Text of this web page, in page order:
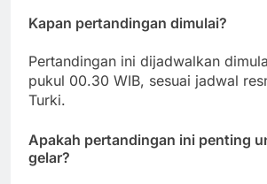
Kapan pertandingan dimulai?
Pertandingan ini dijadwalkan
pukul 00.30 WIB, sesuai jadwal
Turki.
Apakah pertandingan ini penting
gelar?